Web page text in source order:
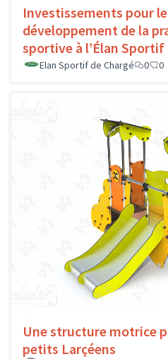
Investissements pour le
développement de la
sportive à l’Élan Sportif
Elan Sportif de Chargé 0 0
Une structure motrice
petits Larçéens